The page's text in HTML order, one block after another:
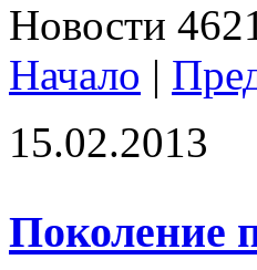
Новости
Начало |
15.02.2013
Поколение